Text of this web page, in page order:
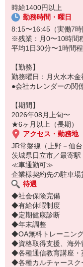
時給1400円以上
勤務時間・曜日
8:15〜16:45（実働7時
※残業：月0〜10時間
平均1日30分〜1時間
【勤務】
勤務曜日：月火水木金
●会社カレンダーの関
【期間】
2026年08月上旬〜
★6ヶ月以上（長期）
アクセス・勤務地
JR常磐線（上野－仙
茨城県日立市／最寄
≪車通勤可≫
企業様契約先の駐車場
待遇
◆社会保険完備
◆有給休暇制度
◆定期健康診断
◆年末調整
◆OA無料トレーニン
◆資格取得支援、海外
◆各種通信教育講座・
◆各種カルチャースク